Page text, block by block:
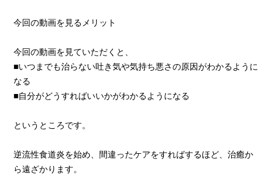
今回の動画を見るメリット
今回の動画を見ていただくと、
■いつまでも治らない吐き気や気持ち悪さの原因がわかるように
なる
■自分がどうすればいいかがわかるようになる
というところです。
逆流性食道炎を始め、間違ったケアをすればするほど、治癒か
ら遠ざかります。